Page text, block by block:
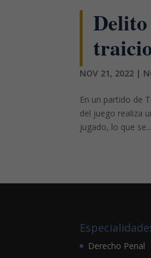
NOV 21, 2022 |
En un partido de
del juego realiza
jugado, lo que se...
Derecho Penal